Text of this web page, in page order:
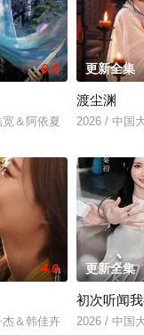
6.0
＆阿依夏
更新全集
渡尘渊
2026 / 中国
4.0
＆韩佳卉
更新全集
初次听闻
2026 / 中国